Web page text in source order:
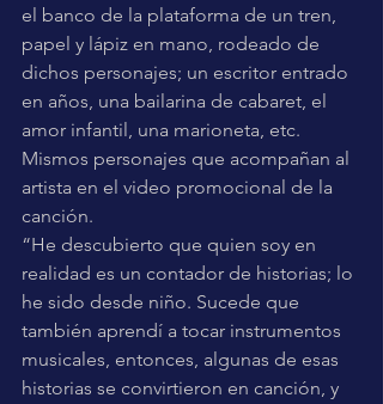
el banco de la plataforma de un tren,
papel y lápiz en mano, rodeado de
dichos personajes; un escritor entrado
en años, una bailarina de cabaret, el
amor infantil, una marioneta, etc.
Mismos personajes que acompañan al
artista en el video promocional de la
canción.
“He descubierto que quien soy en
realidad es un contador de historias; lo
he sido desde niño. Sucede que
también aprendí a tocar instrumentos
musicales, entonces, algunas de esas
historias se convirtieron en canción, y